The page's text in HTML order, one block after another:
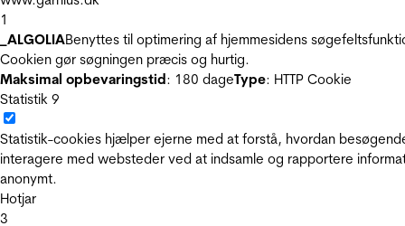
1
_ALGOLIABenyttes til optimering af hjemmesidens
Cookien gør søgningen præcis og hurtig.
Maksimal opbevaringstid: 180 dageType: HTTP Cookie
Statistik 9
Statistik-cookies hjælper ejerne med at forstå, hvordan
interagere med websteder ved at indsamle og rapportere
anonymt.
Hotjar
3